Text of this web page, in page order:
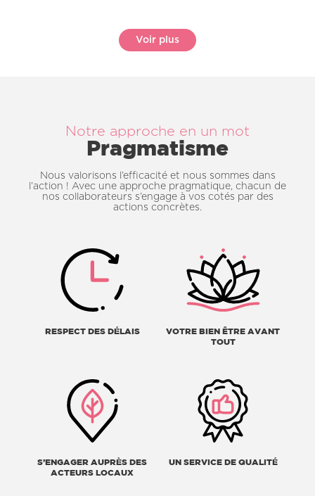
Voir plus
Notre approche en un mot
Pragmatisme
Nous valorisons l’efficacité et nous sommes dans
l’action ! Avec une approche pragmatique, chacun de
nos collaborateurs s’engage à vos cotés par des
actions concrètes.
RESPECT DES DÉLAIS
VOTRE BIEN ÊTRE AVANT
TOUT
S’ENGAGER AUPRÈS DES
ACTEURS LOCAUX
UN SERVICE DE QUALITÉ